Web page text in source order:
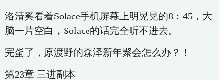
洛清奚看着Solace手机屏幕上明晃晃的8：45，大
脑一片空白，Solace的话完全听不进去。
完蛋了，原渡野的森泽新年聚会怎么办？！
第23章 三进副本